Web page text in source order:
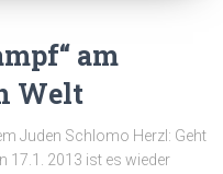
am
Welt
Juden Schlomo Herzl: Geht
17.1. 2013 ist es wieder